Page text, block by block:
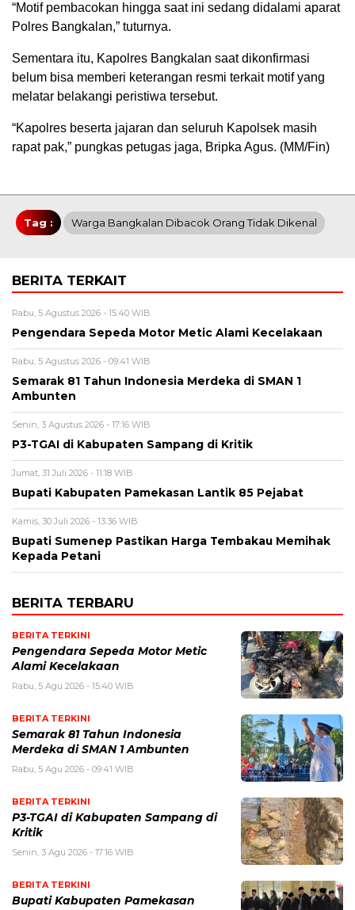
“Motif pembacokan hingga saat ini sedang didalami aparat
Polres Bangkalan,” tuturnya.
Sementara itu, Kapolres Bangkalan saat dikonfirmasi
belum bisa memberi keterangan resmi terkait motif yang
melatar belakangi peristiwa tersebut.
“Kapolres beserta jajaran dan seluruh Kapolsek masih
rapat pak,” pungkas petugas jaga, Bripka Agus. (MM/Fin)
Tag : Warga Bangkalan Dibacok Orang Tidak Dikenal
BERITA TERKAIT
Rabu, 5 Agustus 2026 - 15:40 WIB
Pengendara Sepeda Motor Metic Alami Kecelakaan
Rabu, 5 Agustus 2026 - 09:41 WIB
Semarak 81 Tahun Indonesia Merdeka di SMAN 1
Ambunten
Senin, 3 Agustus 2026 - 17:16 WIB
P3-TGAI di Kabupaten Sampang di Kritik
Jumat, 31 Juli 2026 - 11:18 WIB
Bupati Kabupaten Pamekasan Lantik 85 Pejabat
Kamis, 30 Juli 2026 - 13:36 WIB
Bupati Sumenep Pastikan Harga Tembakau Memihak
Kepada Petani
BERITA TERBARU
BERITA TERKINI
Pengendara Sepeda Motor Metic
Alami Kecelakaan
Rabu, 5 Agu 2026 - 15:40 WIB
BERITA TERKINI
Semarak 81 Tahun Indonesia
Merdeka di SMAN 1 Ambunten
Rabu, 5 Agu 2026 - 09:41 WIB
BERITA TERKINI
P3-TGAI di Kabupaten Sampang di
Kritik
Senin, 3 Agu 2026 - 17:16 WIB
BERITA TERKINI
Bupati Kabupaten Pamekasan